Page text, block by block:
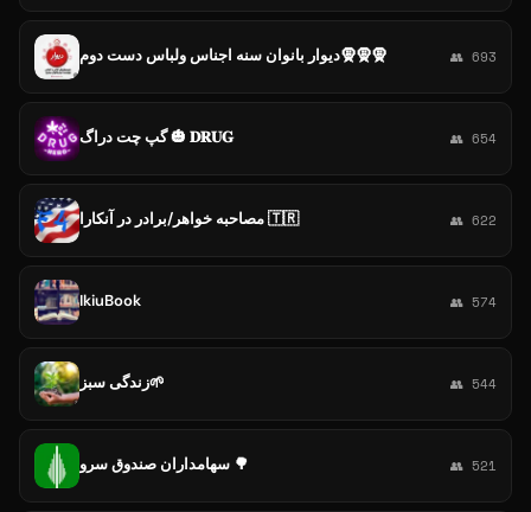
دیوار بانوان سنه اجناس ولباس دست دوم🧕🧕🧕 👥 693
گپ چت دراگ 🎃 𝐃𝐑𝐔𝐆 👥 654
مصاحبه خواهر/برادر در آنکارا 🇹🇷 👥 622
IkiuBook 👥 574
زندگی سبز🌱 👥 544
سهامداران صندوق سرو 🌳 👥 521